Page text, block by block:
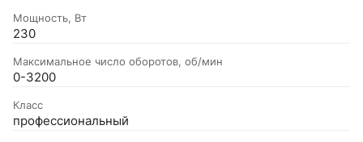
Мощность, Вт
230
Максимальное число оборотов, об/мин
0-3200
Класс
профессиональный